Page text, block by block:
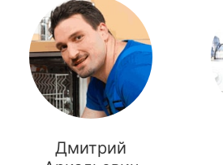
Дмитрий